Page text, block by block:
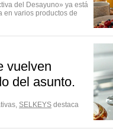
del Desayuno» ya está
en varios productos de
vuelven
del asunto.
SELKEYS destaca